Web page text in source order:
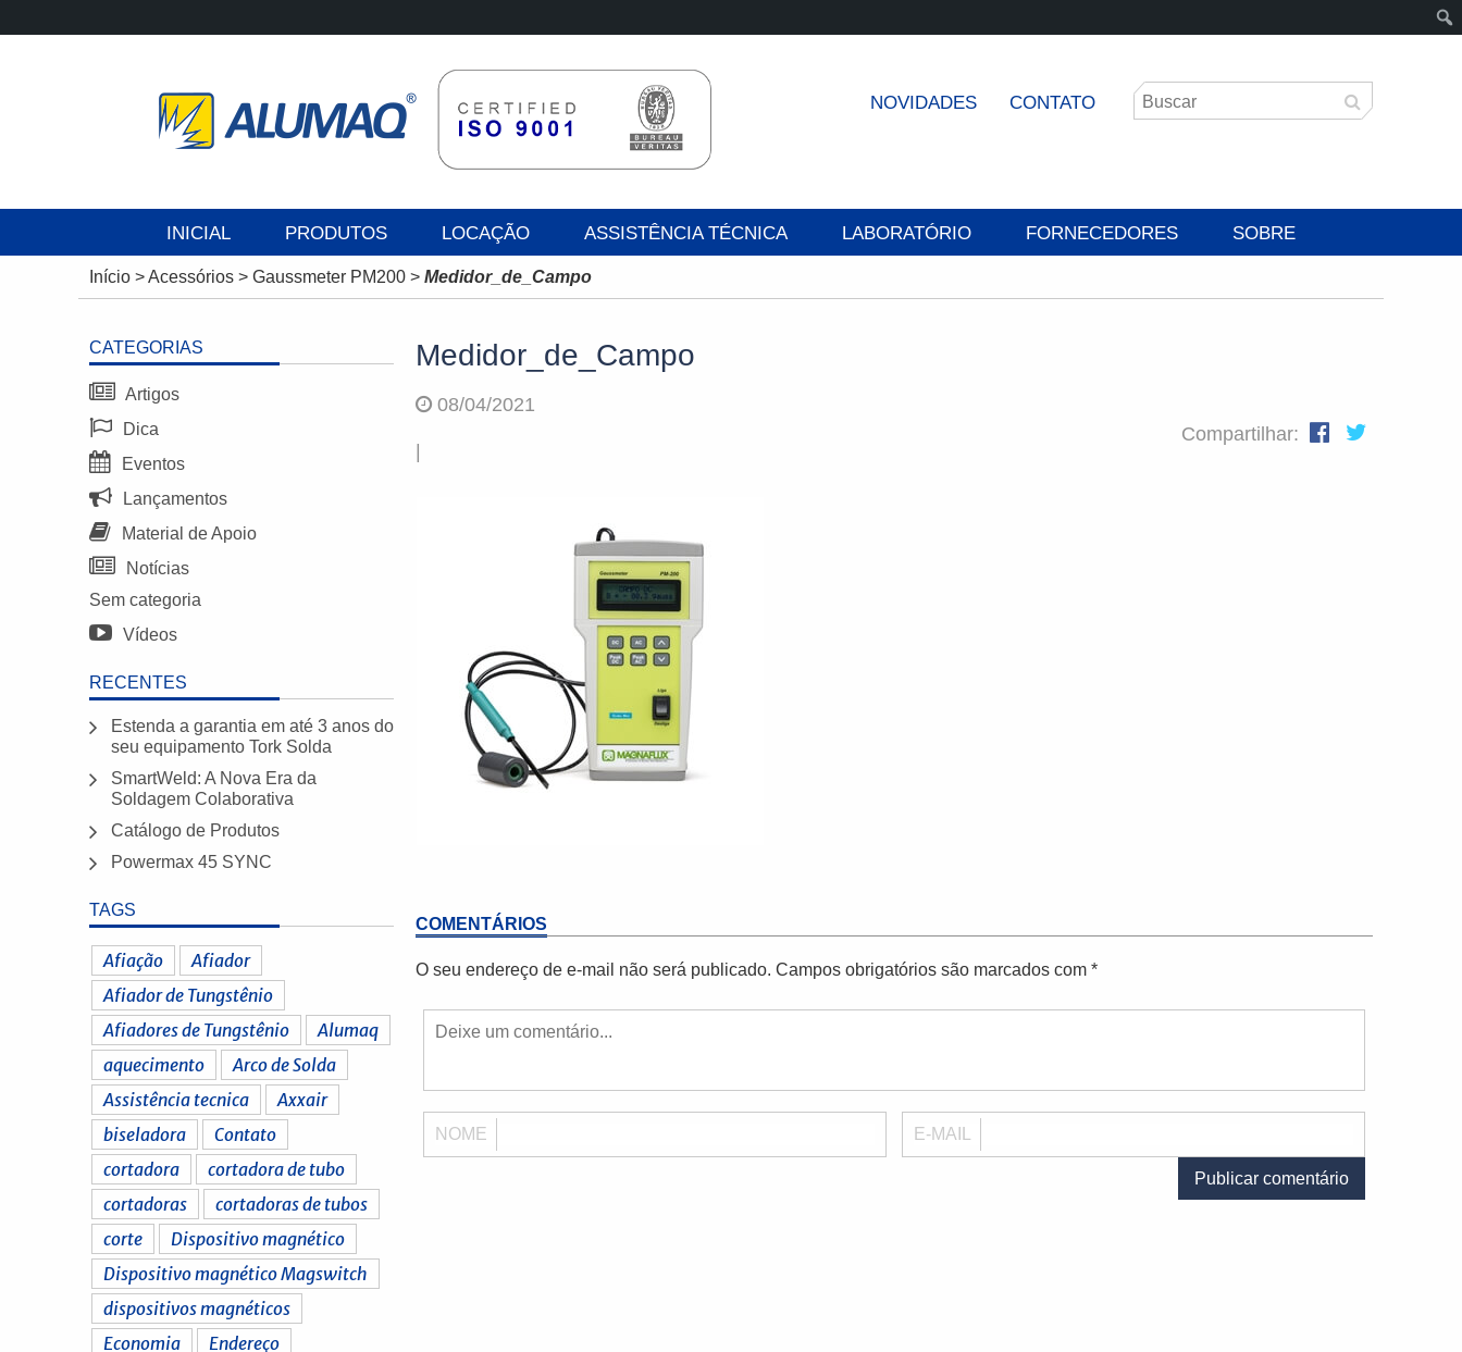
NOVIDADES CONTATO
INICIAL PRODUTOS LOCAÇÃO ASSISTÊNCIA TÉCNICA LABORATÓRIO FORNECEDORES SOBRE
Início >Acessórios > Gaussmeter PM200 > Medidor_de_Campo
CATEGORIAS
Artigos
Dica
Eventos
Lançamentos
Material de Apoio
Notícias
Sem categoria
Vídeos
RECENTES
Estenda a garantia em até 3 anos do
seu equipamento Tork Solda
SmartWeld: A Nova Era da
Soldagem Colaborativa
Catálogo de Produtos
Powermax 45 SYNC
TAGS
Afiação
Afiador
Afiador de Tungstênio
Afiadores de Tungstênio
Alumaq
aquecimento
Arco de Solda
Assistência tecnica
Axxair
biseladora
Contato
cortadora
cortadora de tubo
cortadoras
cortadoras de tubos
corte
Dispositivo magnético
Dispositivo magnético Magswitch
dispositivos magnéticos
Economia
Endereço
Medidor_de_Campo
08/04/2021
Compartilhar:
COMENTÁRIOS
O seu endereço de e-mail não será publicado. Campos obrigatórios são marcados com *
NOME E-MAIL